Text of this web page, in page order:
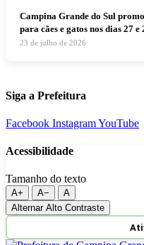
Campina Grande do Sul
para cães e gatos nos dias 27 e
23 de julho de 2026
Siga a Prefeitura
Facebook InstagramYouTube
Acessibilidade
Tamanho do texto
A+ A−
A
Alternar Alto Contraste